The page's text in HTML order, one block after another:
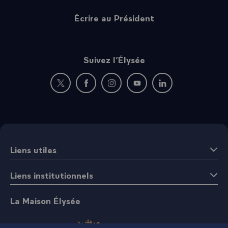
Écrire au Président
Suivez l’Élysée
Nouvelle fenêtre : rejoignez-nous sur Twitter
Nouvelle fenêtre : rejoignez-nous sur
Nouvelle fenêtre : rejoignez-nous
Nouvelle fenêtre :
Nouvelle fenêtre :
Liens utiles
Liens institutionnels
La Maison Élysée